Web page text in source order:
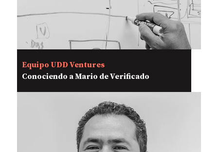
Equipo UDD Ventures
Conociendo a Mario de Verificado